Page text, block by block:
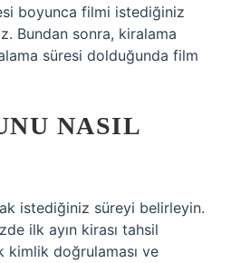
boyunca filmi istediğiniz
Bundan sonra, kiralama
süresi dolduğunda film
NASIL
istediğiniz süreyi belirleyin.
ilk ayın kirası tahsil
doğrulaması ve